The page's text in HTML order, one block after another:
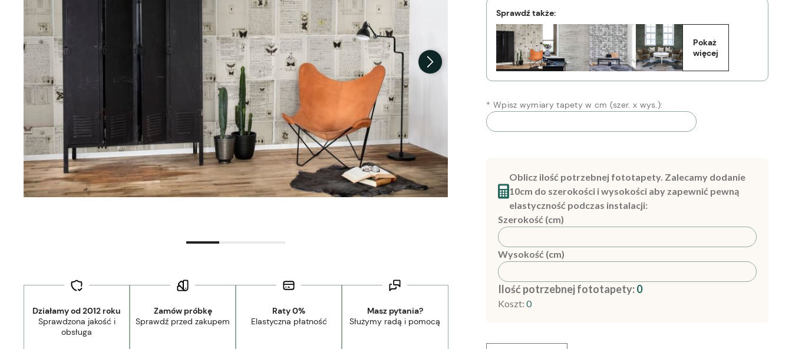
Działamy od 2012 roku
Sprawdzona jakość i
obsługa
Zamów próbkę
Sprawdź przed zakupem
Raty 0%
Elastyczna płatność
Masz pytania?
Służymy radą i pomocą
Sprawdź także:
Pokaż
więcej
* Wpisz wymiary tapety w cm (szer. x wys.):
Oblicz ilość potrzebnej fototapety. Zalecamy dodanie
10cm do szerokości i wysokości aby zapewnić pewną
elastyczność podczas instalacji:
Szerokość (cm)
Wysokość (cm)
Ilość potrzebnej fototapety:0
Koszt:0